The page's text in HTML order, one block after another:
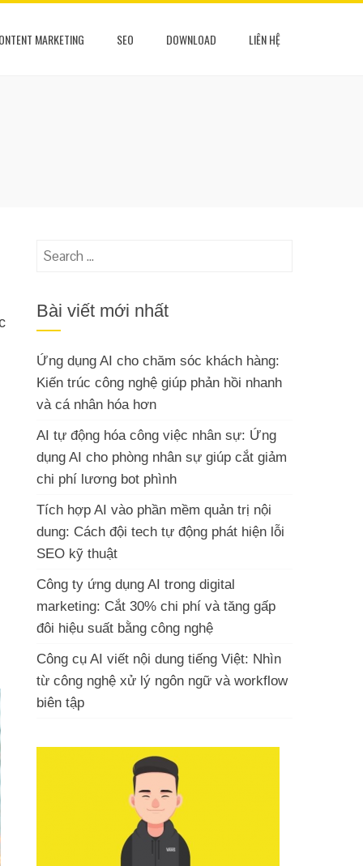
MARKETING SEO DOWNLOAD LIÊN HỆ
Search
Bài viết mới nhất
Ứng dụng AI cho chăm sóc khách hàng:
Kiến trúc công nghệ giúp phản hồi nhanh
và cá nhân hóa hơn
AI tự động hóa công việc nhân sự: Ứng
dụng AI cho phòng nhân sự giúp cắt giảm
chi phí lương bot phình
Tích hợp AI vào phần mềm quản trị nội
dung: Cách đội tech tự động phát hiện lỗi
SEO kỹ thuật
Công ty ứng dụng AI trong digital
marketing: Cắt 30% chi phí và tăng gấp
đôi hiệu suất bằng công nghệ
Công cụ AI viết nội dung tiếng Việt: Nhìn
từ công nghệ xử lý ngôn ngữ và workflow
biên tập